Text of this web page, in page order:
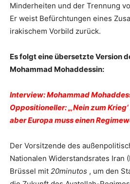
Minderheiten und der Trennung
Er weist Befürchtungen eines
irakischem Vorbild zurück.
Es folgt eine übersetzte Version
Mohammad Mohaddessin:
Interview: Mohammad
Oppositioneller: „‚Nein zum
aber Europa muss einen
Der Vorsitzende des
Nationalen Widerstandsrates Iran
Brüssel mit 20minutos , um den